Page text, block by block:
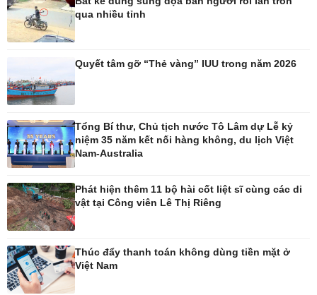
Infographic
Bất động sản
Khởi nghiệp
Xổ số 3 miền
Giá cà phê
Pháp luật
Vụ án
Tin nóng
Tư vấn luật
Thể thao
Bóng đá quốc tế
Thế giới thể thao
qua nhiều tỉnh
Quyết tâm gỡ “Thẻ vàng” IUU trong năm 2026
Tổng Bí thư, Chủ tịch nước Tô Lâm dự Lễ kỷ
niệm 35 năm kết nối hàng không, du lịch Việt
Nam-Australia
Phát hiện thêm 11 bộ hài cốt liệt sĩ cùng các di
vật tại Công viên Lê Thị Riêng
Thúc đẩy thanh toán không dùng tiền mặt ở
Việt Nam